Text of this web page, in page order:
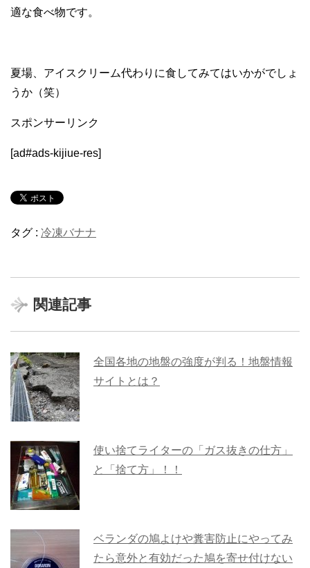
適な食べ物です。
夏場、アイスクリーム代わりに食してみてはいかがでしょ
うか（笑）
スポンサーリンク
[ad#ads-kijiue-res]
タグ : 冷凍バナナ
関連記事
全国各地の地盤の強度が判る！地盤情報
サイトとは？
使い捨てライターの「ガス抜きの仕方」
と「捨て方」！！
ベランダの鳩よけや糞害防止にやってみ
たら意外と有効だった鳩を寄せ付けない